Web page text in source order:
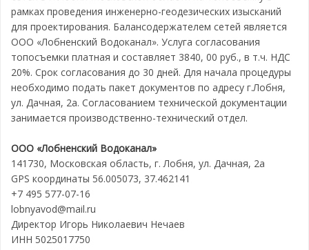
рамках проведения инженерно-геодезических изысканий
для проектирования. Балансодержателем сетей является
ООО «Лобненский Водоканал». Услуга согласования
топосъемки платная и составляет 3840, 00 руб., в т.ч. НДС
20%. Срок согласования до 30 дней. Для начала процедуры
необходимо подать пакет документов по адресу г.Лобня,
ул. Дачная, 2а. Согласованием технической документации
занимается производственно-технический отдел.
ООО «Лобненский Водоканал»
141730, Московская область, г. Лобня, ул. Дачная, 2а
GPS координаты 56.005073, 37.462141
+7 495 577-07-16
lobnyavod@mail.ru
Директор Игорь Николаевич Нечаев
ИНН 5025017750